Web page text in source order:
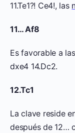
11.Te1?! Ce4!, las
11… Af8
Es favorable a las
dxe4 14.Dc2.
12.Tc1
La clave reside
después de 12…